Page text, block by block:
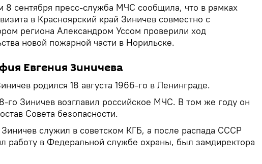
8 сентября пресс-служба МЧС сообщила, что в рамках
в Красноярский край Зиничев совместно с
региона Александром Уссом проверили ход
новой пожарной части в Норильске.
Евгения Зиничева
родился 18 августа 1966-го в Ленинграде.
го Зиничев возглавил российское МЧС. В том же году он
Совета безопасности.
служил в советском КГБ, а после распада СССР
работу в Федеральной службе охраны, был замдиректора